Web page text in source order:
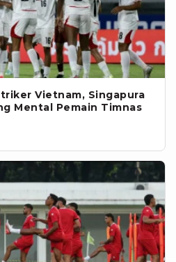
Vietnam, Singapura
Mental Pemain Timnas